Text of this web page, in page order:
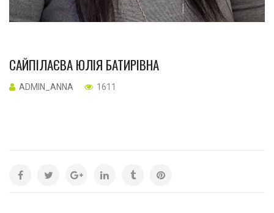
САЙПІЛАЄВА ЮЛІЯ БАТИРІВНА
ADMIN_ANNA 1611